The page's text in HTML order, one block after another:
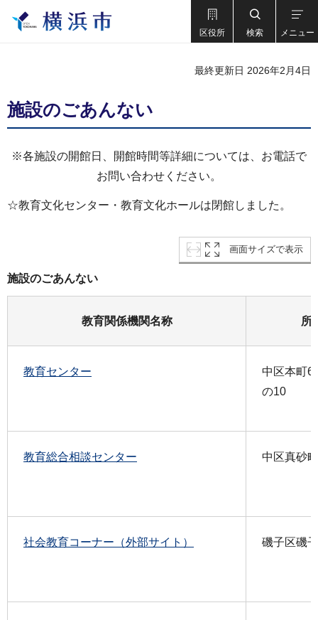
区役所 検索 メニュー
最終更新日 2026年2月4日
施設のごあんない
※各施設の開館日、開館時間等詳細については、お電話で
お問い合わせください。
☆教育文化センター・教育文化ホールは閉館しました。
画面サイズで表示
施設のごあんない
教育関係機関名称 所
教育センター
中区本町6
の10
教育総合相談センター 中区真砂
社会教育コーナー（外部サイト） 磯子区磯